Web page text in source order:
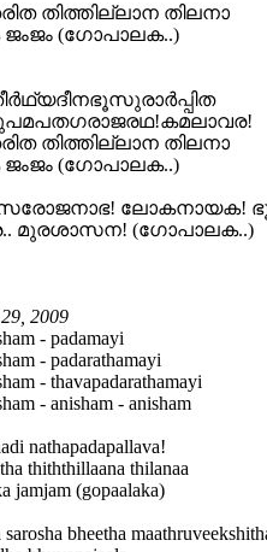
തിത്തില്ലാന തിലനാ
ജംജം (ഗോപാലക..)
തിത്തില്ലാന തിലനാ
ജംജം (ഗോപാലക..)
ലോകനായക!
മുരശാസന! (ഗോപാലക..)
2009
- padamayi
- padarathamayi
- thavapadarathamayi
- anisham - anisham
nathapadapallava!
thiththillaana thilanaa
jamjam (gopaalaka)
bheetha